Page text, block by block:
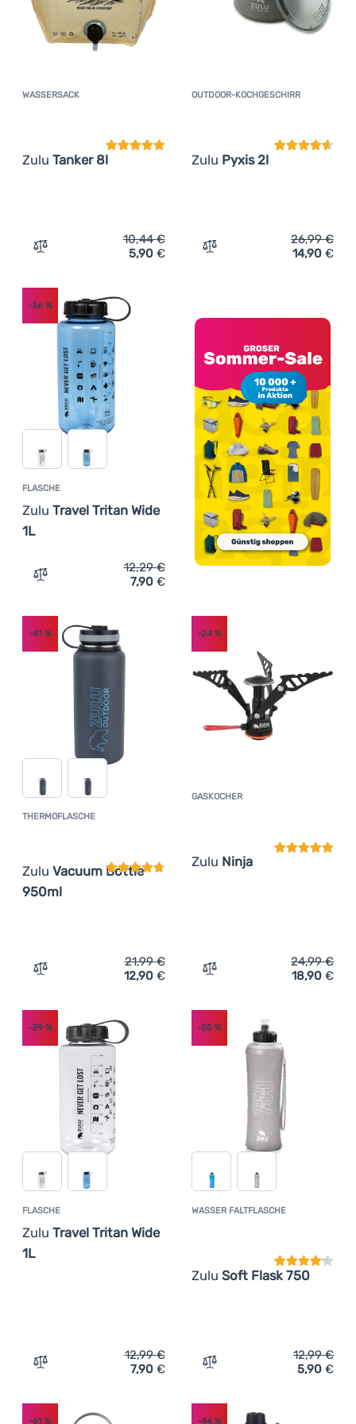
Anmelden /
Registrieren
WASSERSACK
Zulu Tanker 8l
Kundenbewertung
Zum Vergleich 'Wassersack Zulu Tanker 8l' hinzufügen
10,44€
5,90 €
OUTDOOR-KOCHGESCHIRR
Zulu Pyxis 2l
Zum Vergleich 'Outdoor-
26,99€
14,90 €
FLASCHE
Zulu Travel Tritan Wide
1L
-36 %
Zum Vergleich 'Flasche Zulu Travel Tritan Wide 1L'
12,29€
7,90 €
THERMOFLASCHE
Zulu Vacuum Bottle
950ml
-41 %
Zum Vergleich 'Thermoflasche Zulu Vacuum Bottle
21,99€
12,90 €
GASKOCHER
Zulu Ninja
-24%
Zum Vergleich
24,99€
18,90 €
FLASCHE
Zulu Travel Tritan Wide
1L
-39 %
Zum Vergleich 'Flasche Zulu Travel Tritan Wide 1L'
12,99€
7,90 €
WASSER FALTFLASCHE
Zulu Soft Flask 750
-55%
Zum Vergleich 'Wasser
12,99€
5,90 €
-61 % -44%